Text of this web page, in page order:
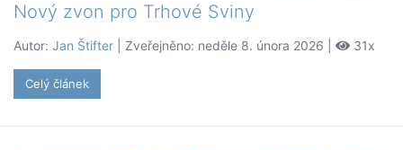
Nový zvon pro Trhové Sviny
Autor: Jan Štifter | Zveřejněno: neděle 8. února 2026 | 31x
Celý článek